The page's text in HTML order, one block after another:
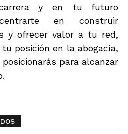
y en tu futuro
en construir
y ofrecer valor a tu red,
posición en la abogacía,
para alcanzar